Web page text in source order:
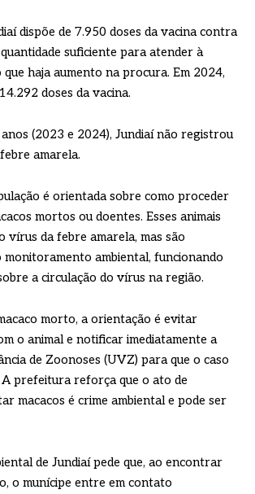
dispõe de 7.950 doses da vacina contra
suficiente para atender à
que haja aumento na procura. Em 2024,
doses da vacina.
(2023 e 2024), Jundiaí não registrou
amarela.
é orientada sobre como proceder
mortos ou doentes. Esses animais
vírus da febre amarela, mas são
monitoramento ambiental, funcionando
a circulação do vírus na região.
morto, a orientação é evitar
o animal e notificar imediatamente a
de Zoonoses (UVZ) para que o caso
A prefeitura reforça que o ato de
macacos é crime ambiental e pode ser
de Jundiaí pede que, ao encontrar
o munícipe entre em contato